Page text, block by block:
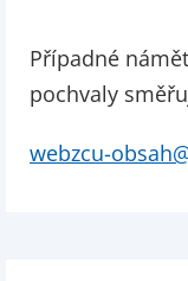
Případné
pochvaly
webzcu-